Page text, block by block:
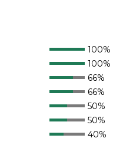
100%
100%
66%
66%
50%
50%
40%